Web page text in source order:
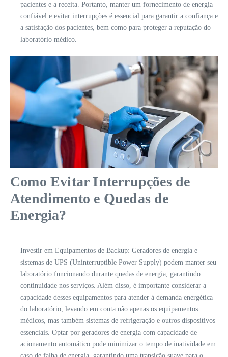
pacientes e a receita. Portanto, manter um fornecimento de energia
confiável e evitar interrupções é essencial para garantir a confiança e
a satisfação dos pacientes, bem como para proteger a reputação do
laboratório médico.
Como Evitar Interrupções de
Atendimento e Quedas de
Energia?
Investir em Equipamentos de Backup: Geradores de energia e
sistemas de UPS (Uninterruptible Power Supply) podem manter seu
laboratório funcionando durante quedas de energia, garantindo
continuidade nos serviços. Além disso, é importante considerar a
capacidade desses equipamentos para atender à demanda energética
do laboratório, levando em conta não apenas os equipamentos
médicos, mas também sistemas de refrigeração e outros dispositivos
essenciais. Optar por geradores de energia com capacidade de
acionamento automático pode minimizar o tempo de inatividade em